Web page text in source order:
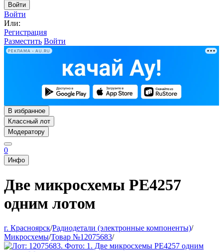
Войти
Войти
Или:
Регистрация
Разместить Войти
РЕКЛАМА • AU.RU
В избранное
Классный лот
Модератору
0
Инфо
Две микросхемы PE4257
одним лотом
г. Красноярск/Радиодетали (электронные компоненты)/
Микросхемы/Товар №12075683/